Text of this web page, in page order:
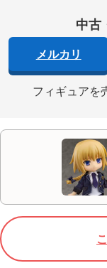
中古
メルカリ
フィギュアを